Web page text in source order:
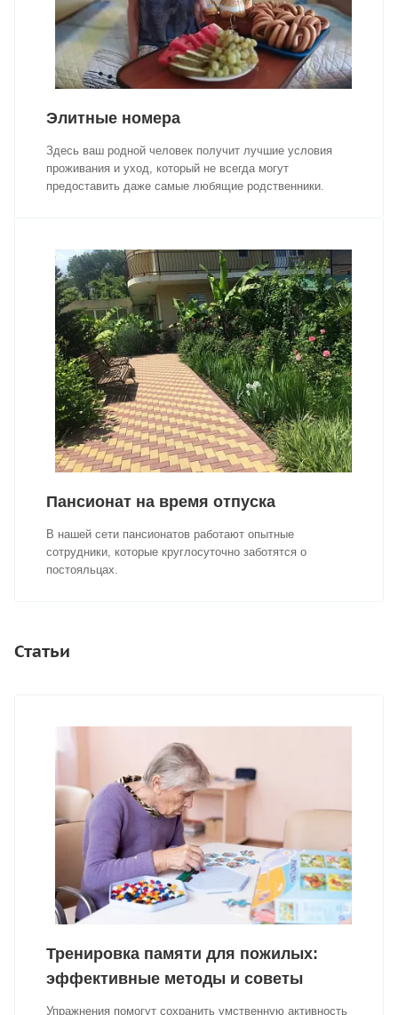
Элитные номера
Здесь ваш родной человек получит лучшие условия
проживания и уход, который не всегда могут
предоставить даже самые любящие родственники.
Пансионат на время отпуска
В нашей сети пансионатов работают опытные
сотрудники, которые круглосуточно заботятся о
постояльцах.
Статьи
Тренировка памяти для пожилых:
эффективные методы и советы
Упражнения помогут сохранить умственную активность